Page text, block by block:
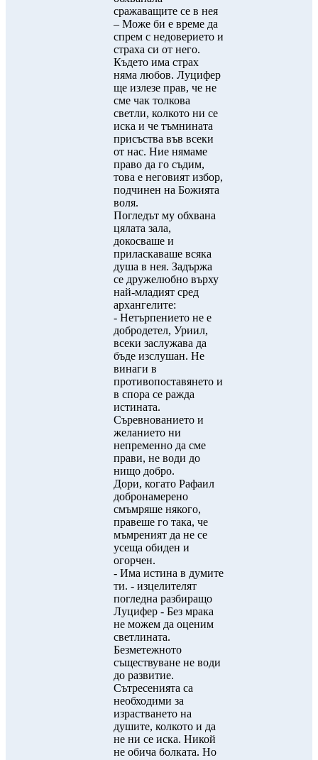
сражаващите се в нея
– Може би е време да
спрем с недоверието и
страха си от него.
Където има страх
няма любов. Луцифер
ще излезе прав, че не
сме чак толкова
светли, колкото ни се
иска и че тъмнината
присъства във всеки
от нас. Ние нямаме
право да го съдим,
това е неговият избор,
подчинен на Божията
воля.
Погледът му обхвана
цялата зала,
докосваше и
приласкаваше всяка
душа в нея. Задържа
се дружелюбно върху
най-младият сред
архангелите:
- Нетърпението не е
добродетел, Уриил,
всеки заслужава да
бъде изслушан. Не
винаги в
противопоставянето и
в спора се ражда
истината.
Съревнованието и
желанието ни
непременно да сме
прави, не води до
нищо добро.
Дори, когато Рафаил
добронамерено
смъмряше някого,
правеше го така, че
мъмреният да не се
усеща обиден и
огорчен.
- Има истина в думите
ти. - изцелителят
погледна разбиращо
Луцифер - Без мрака
не можем да оценим
светлината.
Безметежното
съществуване не води
до развитие.
Сътресенията са
необходими за
израстването на
душите, колкото и да
не ни се иска. Никой
не обича болката. Но